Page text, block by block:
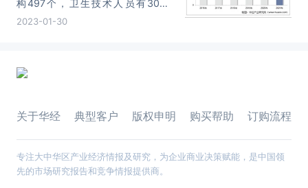
构497个，卫生技术人员有3087
人。
2023-01-30
关于华经 典型客户 版权申明 购买帮助 订购流程
专注大中华区产业经济情报及研究，为企业商业决策赋能，是中国领
先的市场研究报告和竞争情报提供商。